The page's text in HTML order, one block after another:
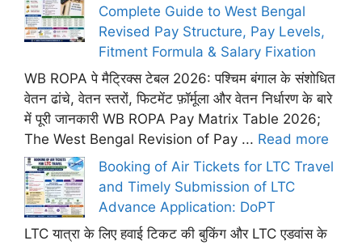
Complete Guide to West Bengal
Revised Pay Structure, Pay Levels,
Fitment Formula & Salary Fixation
WB ROPA पे मैट्रिक्स टेबल 2026: पश्चिम बंगाल के संशोधित
वेतन ढांचे, वेतन स्तरों, फिटमेंट फ़ॉर्मूला और वेतन निर्धारण के बारे
में पूरी जानकारी WB ROPA Pay Matrix Table 2026;
The West Bengal Revision of Pay ... Read more
Booking of Air Tickets for LTC Travel
and Timely Submission of LTC
Advance Application: DoPT
LTC यात्रा के लिए हवाई टिकट की बुकिंग और LTC एडवांस के